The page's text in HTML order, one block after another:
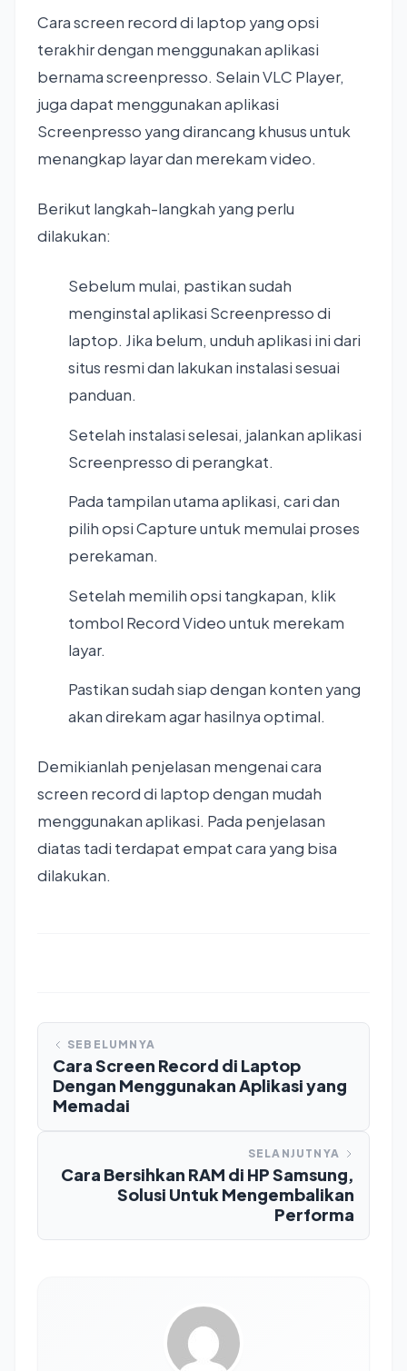
Cara screen record di laptop yang opsi
terakhir dengan menggunakan aplikasi
bernama screenpresso. Selain VLC Player,
juga dapat menggunakan aplikasi
Screenpresso yang dirancang khusus untuk
menangkap layar dan merekam video.
Berikut langkah-langkah yang perlu
dilakukan:
Sebelum mulai, pastikan sudah
menginstal aplikasi Screenpresso di
laptop. Jika belum, unduh aplikasi ini dari
situs resmi dan lakukan instalasi sesuai
panduan.
Setelah instalasi selesai, jalankan aplikasi
Screenpresso di perangkat.
Pada tampilan utama aplikasi, cari dan
pilih opsi Capture untuk memulai proses
perekaman.
Setelah memilih opsi tangkapan, klik
tombol Record Video untuk merekam
layar.
Pastikan sudah siap dengan konten yang
akan direkam agar hasilnya optimal.
Demikianlah penjelasan mengenai cara
screen record di laptop dengan mudah
menggunakan aplikasi. Pada penjelasan
diatas tadi terdapat empat cara yang bisa
dilakukan.
SEBELUMNYA
Cara Screen Record di Laptop
Dengan Menggunakan Aplikasi yang
Memadai
SELANJUTNYA
Cara Bersihkan RAM di HP Samsung,
Solusi Untuk Mengembalikan
Performa